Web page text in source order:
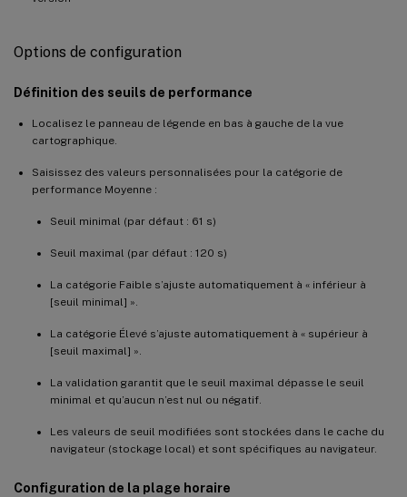
Options de configuration
Définition des seuils de performance
Localisez le panneau de légende en bas à gauche de la vue
cartographique.
Saisissez des valeurs personnalisées pour la catégorie de
performance Moyenne :
Seuil minimal (par défaut : 61 s)
Seuil maximal (par défaut : 120 s)
La catégorie Faible s’ajuste automatiquement à « inférieur à
[seuil minimal] ».
La catégorie Élevé s’ajuste automatiquement à « supérieur à
[seuil maximal] ».
La validation garantit que le seuil maximal dépasse le seuil
minimal et qu’aucun n’est nul ou négatif.
Les valeurs de seuil modifiées sont stockées dans le cache du
navigateur (stockage local) et sont spécifiques au navigateur.
Configuration de la plage horaire